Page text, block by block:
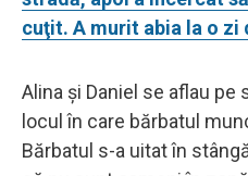
cuţit. A murit abia la o zi
Alina și Daniel se aflau pe
locul în care bărbatul
Bărbatul s-a uitat în